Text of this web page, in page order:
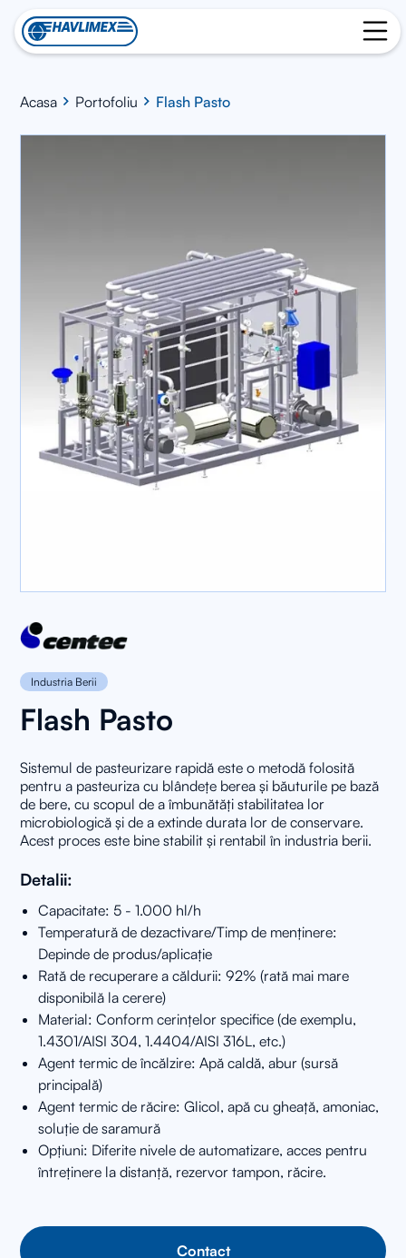
Acasa Portofoliu Flash Pasto
Industria Berii
Flash Pasto
Sistemul de pasteurizare rapidă este o metodă folosită
pentru a pasteuriza cu blândețe berea și băuturile pe bază
de bere, cu scopul de a îmbunătăți stabilitatea lor
microbiologică și de a extinde durata lor de conservare.
Acest proces este bine stabilit și rentabil în industria berii.
Detalii:
Capacitate: 5 - 1.000 hl/h
Temperatură de dezactivare/Timp de menținere:
Depinde de produs/aplicație
Rată de recuperare a căldurii: 92% (rată mai mare
disponibilă la cerere)
Material: Conform cerințelor specifice (de exemplu,
1.4301/AISI 304, 1.4404/AISI 316L, etc.)
Agent termic de încălzire: Apă caldă, abur (sursă
principală)
Agent termic de răcire: Glicol, apă cu gheață, amoniac,
soluție de saramură
Opțiuni: Diferite nivele de automatizare, acces pentru
întreținere la distanță, rezervor tampon, răcire.
Contact